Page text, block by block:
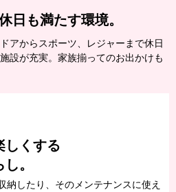
日も満たす環境。
アからスポーツ、レジャーまで休日
設が充実。家族揃ってのお出かけも
しくする
。
納したり、そのメンテナンスに使え